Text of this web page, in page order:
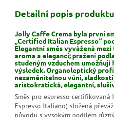
Detailní popis produktu
Jolly Caffe Crema byla první
„Certified Italian Espresso“
Elegantní směs vyvážená
aroma a elegancí; pražení
studeným vzduchem
výsledek. Organoleptický
nezaměnitelnou vůní,
aristokratická, elegantní,
Směs pro espresso
Espresso Italiano) složená
původu s vysokým podílem